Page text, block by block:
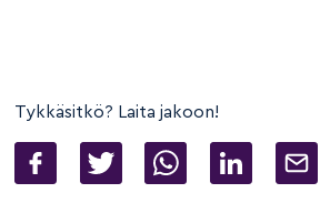
Tykkäsitkö? Laita jakoon!